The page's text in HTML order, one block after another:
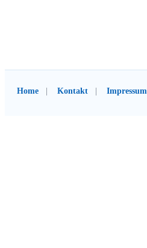
Home Kontakt Impressum